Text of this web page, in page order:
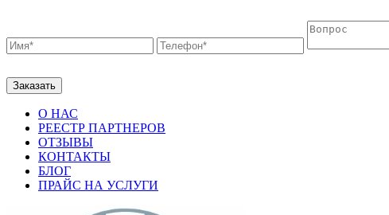
О НАС
РЕЕСТР ПАРТНЕРОВ
ОТЗЫВЫ
КОНТАКТЫ
БЛОГ
ПРАЙС НА УСЛУГИ